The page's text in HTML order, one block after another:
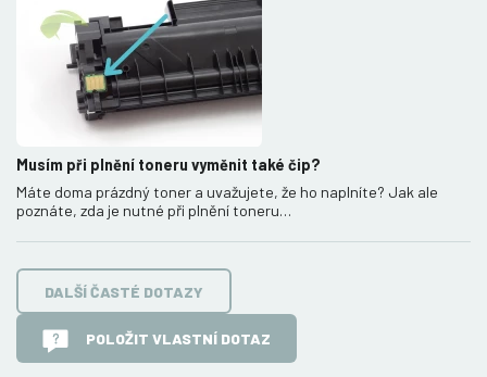
Musím při plnění toneru vyměnit také čip?
Máte doma prázdný toner a uvažujete, že ho naplníte? Jak ale
poznáte, zda je nutné při plnění toneru…
DALŠÍ ČASTÉ DOTAZY
POLOŽIT VLASTNÍ DOTAZ